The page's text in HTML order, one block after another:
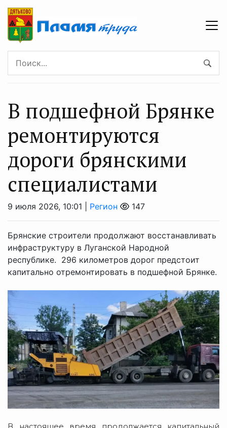
В подшефной Брянке
ремонтируются
дороги брянскими
специалистами
9 июля 2026, 10:01 | Регион 147
Брянские строители продолжают восстанавливать
инфраструктуру в Луганской Народной
республике. 296 километров дорог предстоит
капитально отремонтировать в подшефной Брянке.